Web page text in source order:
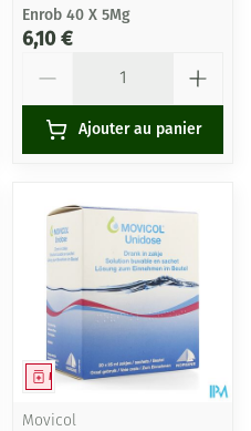
Enrob 40 X 5Mg
6,10 €
Ajouter au panier
Médicament
Movicol